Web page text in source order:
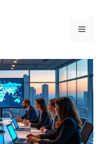
Menu